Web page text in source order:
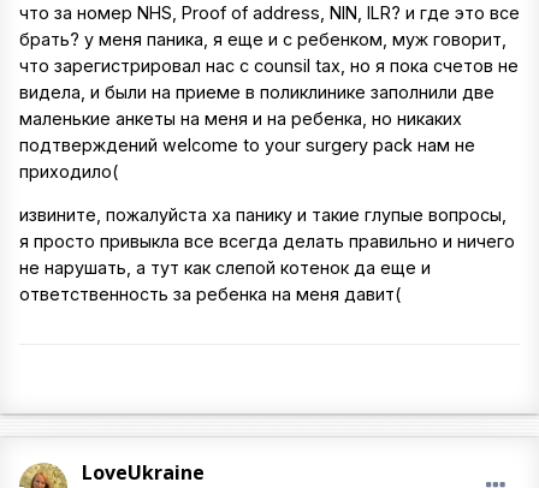
что за номер NHS, Proof of address, NIN, ILR? и где это все
брать? у меня паника, я еще и с ребенком, муж говорит,
что зарегистрировал нас с counsil tax, но я пока счетов не
видела, и были на приеме в поликлинике заполнили две
маленькие анкеты на меня и на ребенка, но никаких
подтверждений welcome to your surgery pack нам не
приходило(
извините, пожалуйста ха панику и такие глупые вопросы,
я просто привыкла все всегда делать правильно и ничего
не нарушать, а тут как слепой котенок да еще и
ответственность за ребенка на меня давит(
LoveUkraine